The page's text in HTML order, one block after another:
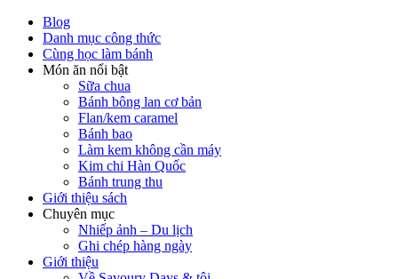
Blog
Danh mục công thức
Cùng học làm bánh
Món ăn nổi bật
Sữa chua
Bánh bông lan cơ bản
Flan/kem caramel
Bánh bao
Làm kem không cần máy
Kim chi Hàn Quốc
Bánh trung thu
Giới thiệu sách
Chuyên mục
Nhiếp ảnh – Du lịch
Ghi chép hàng ngày
Giới thiệu